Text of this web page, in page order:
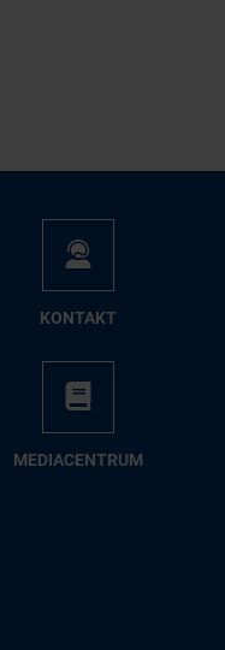
KON­TAKT
ME­DIA­CEN­TRUM